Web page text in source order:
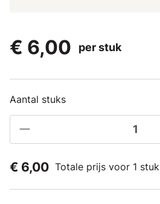
€ 6,00 per stuk
Aantal stuks
€ 6,00 Totale prijs voor 1 stuk